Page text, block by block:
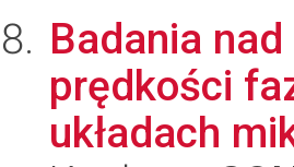
Badania
prędkości
układach